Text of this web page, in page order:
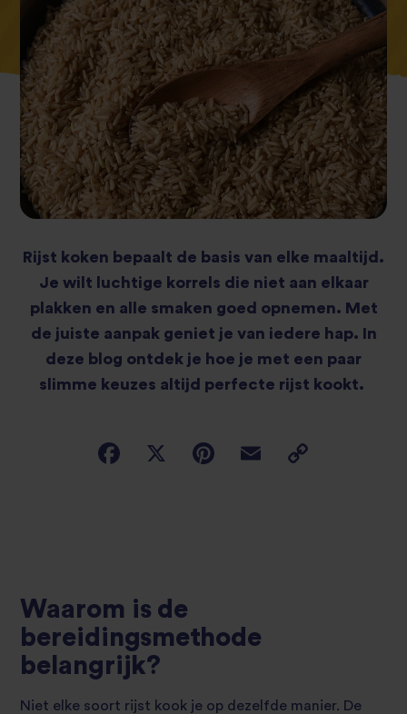
Rijst koken bepaalt de basis van elke maaltijd.
Je wilt luchtige korrels die niet aan elkaar
plakken en alle smaken goed opnemen. Met
de juiste aanpak geniet je van iedere hap. In
deze blog ontdek je hoe je met een paar
slimme keuzes altijd perfecte rijst kookt.
Waarom is de
bereidingsmethode
belangrijk?
Niet elke soort rijst kook je op dezelfde manier. De